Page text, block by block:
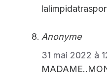
Anonyme
31 mai 2022 à